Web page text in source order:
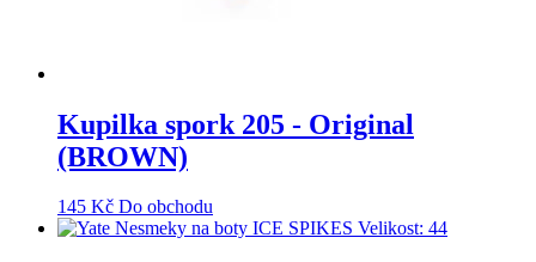
Kupilka spork 205 - Original
(BROWN)
145 Kč Do obchodu